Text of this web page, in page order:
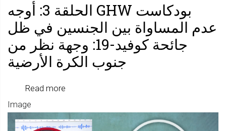
بودكاست GHW الحلقة 3: أوجه
عدم المساواة بين الجنسين في ظل
جائحة كوفيد-19: وجهة نظر من
جنوب الكرة الأرضية
Read more
GHW
Image